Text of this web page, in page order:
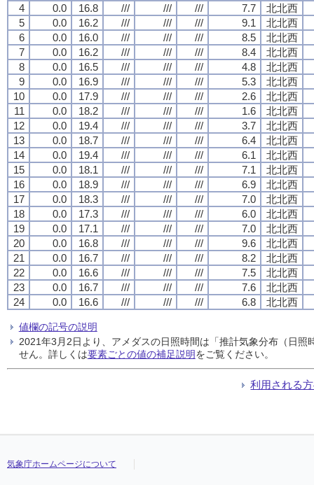
4
0.0 16.8 /// /// /// 7.7
北北西
5
0.0 16.2 /// /// /// 9.1
北北西
6
0.0 16.0 /// /// /// 8.5
北北西
7
0.0 16.2 /// /// /// 8.4
北北西
8
0.0 16.5 /// /// /// 4.8
北北西
9
0.0 16.9 /// /// /// 5.3
北北西
10
0.0 17.9 /// /// /// 2.6
北北西
11
0.0 18.2 /// /// /// 1.6
北北西
12
0.0 19.4 /// /// /// 3.7
北北西
13
0.0 18.7 /// /// /// 6.4
北北西
14
0.0 19.4 /// /// /// 6.1
北北西
15
0.0 18.1 /// /// /// 7.1
北北西
16
0.0 18.9 /// /// /// 6.9
北北西
17
0.0 18.3 /// /// /// 7.0
北北西
18
0.0 17.3 /// /// /// 6.0
北北西
19
0.0 17.1 /// /// /// 7.0
北北西
20
0.0 16.8 /// /// /// 9.6
北北西
21
0.0 16.7 /// /// /// 8.2
北北西
22
0.0 16.6 /// /// /// 7.5
北北西
23
0.0 16.7 /// /// /// 7.6
北北西
24
0.0 16.6 /// /// /// 6.8 北北西
値欄の記号の説明
2021年3月2日より、アメダスの日照時間は「推計気象分布（日
せん。詳しくは要素ごとの値の補足説明をご覧ください。
利用される
気象庁ホームページについて